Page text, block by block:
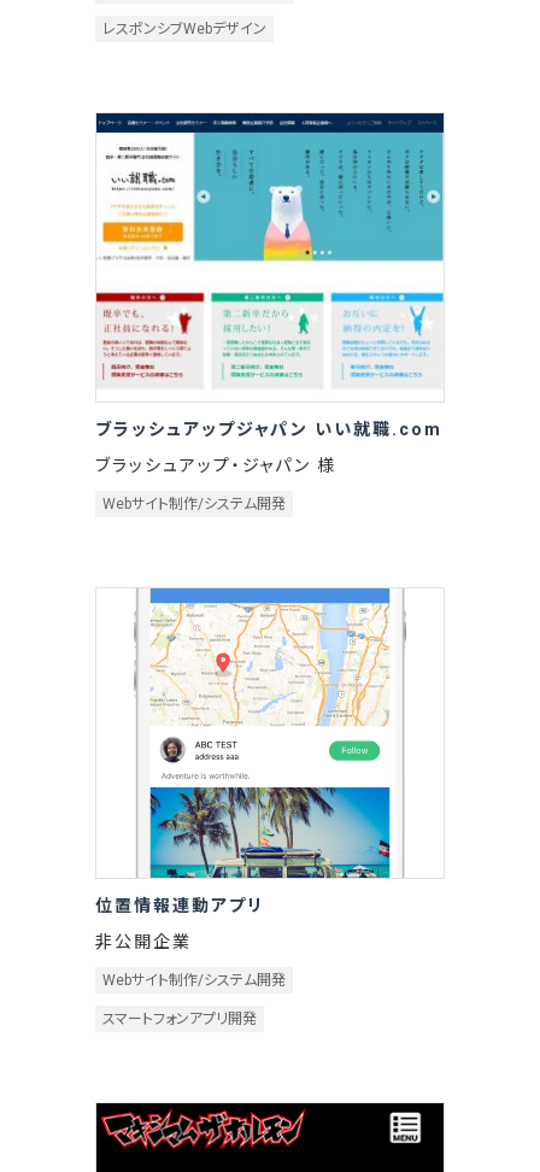
レスポンシブWebデザイン
ブラッシュアップジャパン いい就職.com
ブラッシュアップ・ジャパン 様
Webサイト制作/システム開発
位置情報連動アプリ
非公開企業
Webサイト制作/システム開発
スマートフォンアプリ開発